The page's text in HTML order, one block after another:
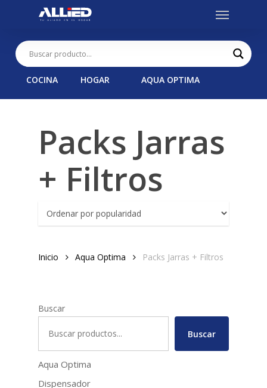
content
Menu
COCINA HOGAR AQUA OPTIMA
Packs Jarras
+ Filtros
Inicio Aqua Optima Packs Jarras + Filtros
Buscar
Buscar
Aqua Optima
Dispensador